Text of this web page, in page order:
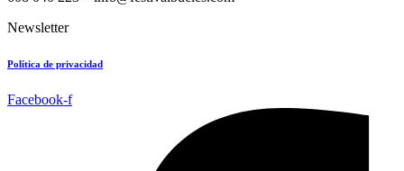
Newsletter
Política de privacidad
Facebook-f